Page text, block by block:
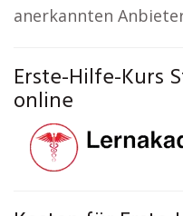
anerkannten
Erste-Hilfe-Kurs
online